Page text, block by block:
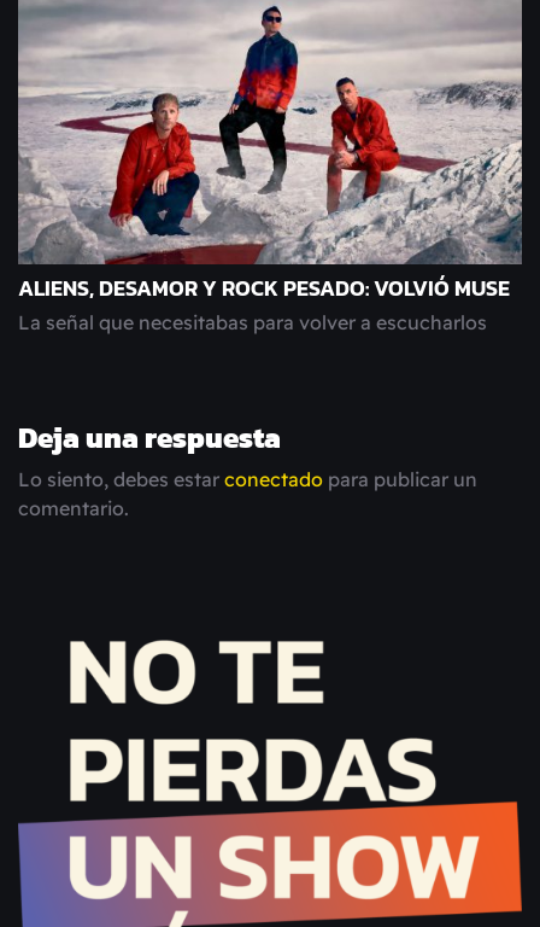
ALIENS, DESAMOR Y ROCK PESADO: VOLVIÓ MUSE
La señal que necesitabas para volver a escucharlos
Deja una respuesta
Lo siento, debes estar conectado para publicar un
comentario.